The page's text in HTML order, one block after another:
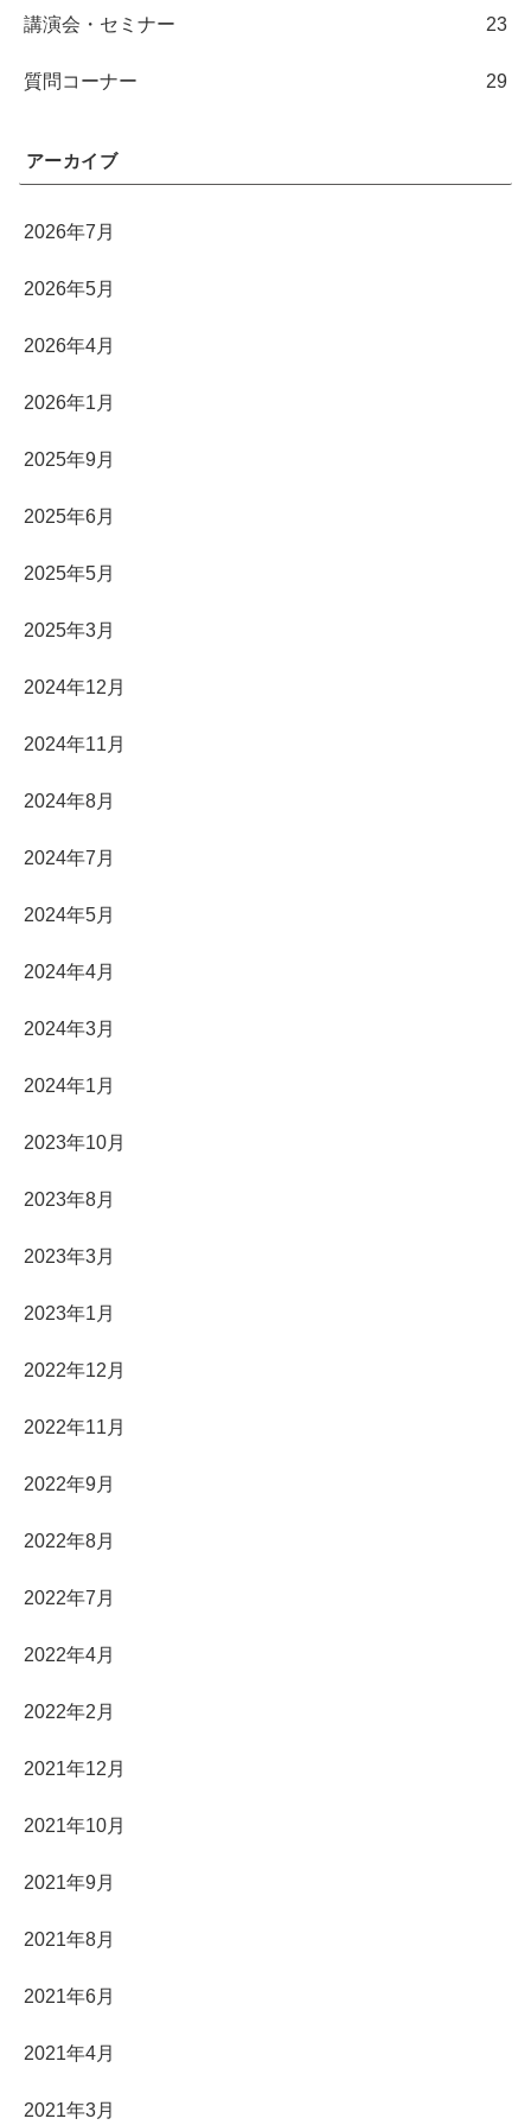
講演会・セミナー 23
質問コーナー 29
アーカイブ
2026年7月
2026年5月
2026年4月
2026年1月
2025年9月
2025年6月
2025年5月
2025年3月
2024年12月
2024年11月
2024年8月
2024年7月
2024年5月
2024年4月
2024年3月
2024年1月
2023年10月
2023年8月
2023年3月
2023年1月
2022年12月
2022年11月
2022年9月
2022年8月
2022年7月
2022年4月
2022年2月
2021年12月
2021年10月
2021年9月
2021年8月
2021年6月
2021年4月
2021年3月